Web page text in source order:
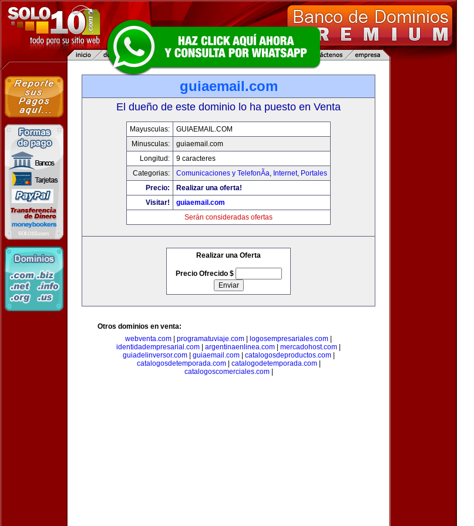
guiaemail.com
El dueño de este dominio lo ha puesto en Venta
Mayusculas:
GUIAEMAIL.COM
Minusculas:
guiaemail.com
Longitud:
9 caracteres
Categorias:
Comunicaciones y TelefonÃ­a, Internet, Portales
Precio:
Realizar una oferta!
Visitar!
guiaemail.com
Serán consideradas ofertas
Realizar una Oferta
Precio Ofrecido $
Otros dominios en venta:
webventa.com
programatuviaje.com logosempresariales.com
identidadempresarial.com
argentinaenlinea.com mercadohost.com
guiadelinversor.com| guiaemail.com| catalogosdeproductos.com|
catalogosdetemporada.com| catalogodetemporada.com|
catalogoscomerciales.com|